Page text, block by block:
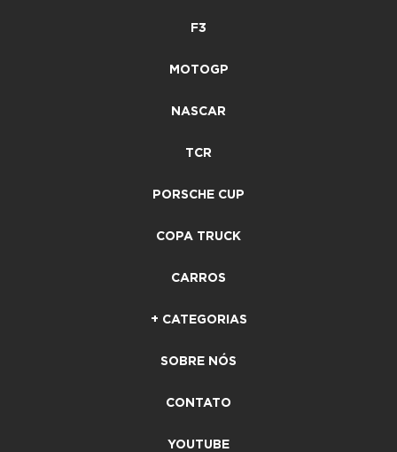
F3
MOTOGP
NASCAR
TCR
PORSCHE CUP
COPA TRUCK
CARROS
+ CATEGORIAS
SOBRE NÓS
CONTATO
YOUTUBE